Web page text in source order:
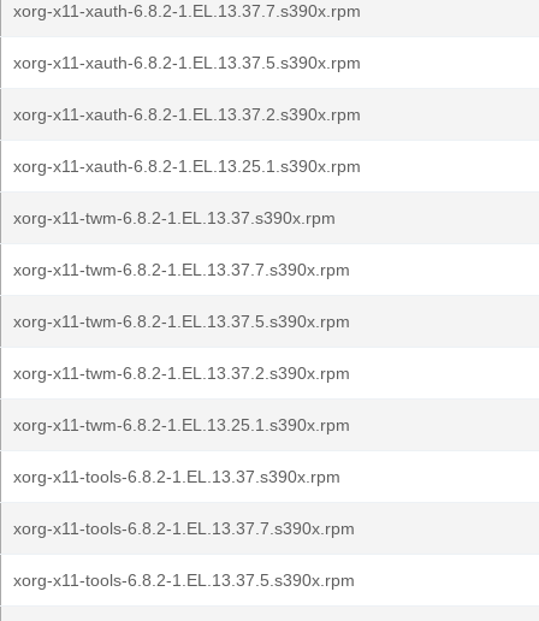
xorg-x11-xauth-6.8.2-1.EL.13.37.7.s390x.rpm
xorg-x11-xauth-6.8.2-1.EL.13.37.5.s390x.rpm
xorg-x11-xauth-6.8.2-1.EL.13.37.2.s390x.rpm
xorg-x11-xauth-6.8.2-1.EL.13.25.1.s390x.rpm
xorg-x11-twm-6.8.2-1.EL.13.37.s390x.rpm
xorg-x11-twm-6.8.2-1.EL.13.37.7.s390x.rpm
xorg-x11-twm-6.8.2-1.EL.13.37.5.s390x.rpm
xorg-x11-twm-6.8.2-1.EL.13.37.2.s390x.rpm
xorg-x11-twm-6.8.2-1.EL.13.25.1.s390x.rpm
xorg-x11-tools-6.8.2-1.EL.13.37.s390x.rpm
xorg-x11-tools-6.8.2-1.EL.13.37.7.s390x.rpm
xorg-x11-tools-6.8.2-1.EL.13.37.5.s390x.rpm